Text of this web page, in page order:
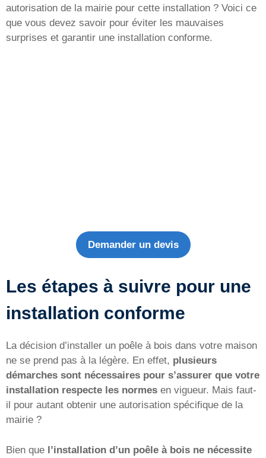
autorisation de la mairie pour cette installation ? Voici ce
que vous devez savoir pour éviter les mauvaises
surprises et garantir une installation conforme.
Demander un devis
Les étapes à suivre pour une
installation conforme
La décision d’installer un poêle à bois dans votre maison
ne se prend pas à la légère. En effet, plusieurs
démarches sont nécessaires pour s’assurer que votre
installation respecte les normes en vigueur. Mais faut-
il pour autant obtenir une autorisation spécifique de la
mairie ?
Bien que l’installation d’un poêle à bois ne nécessite